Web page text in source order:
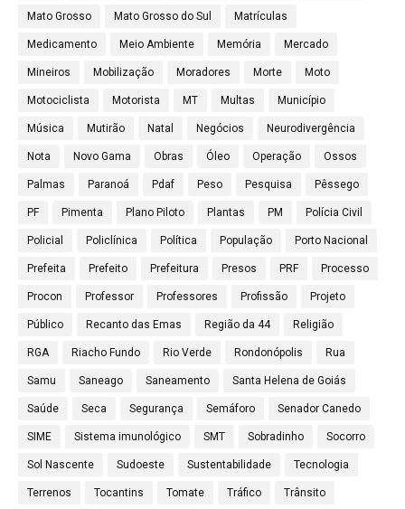
Mato Grosso Mato Grosso do Sul Matrículas
Medicamento Meio Ambiente Memória Mercado
Mineiros Mobilização Moradores Morte Moto
Motociclista Motorista MT Multas Município
Música Mutirão Natal Negócios Neurodivergência
Nota Novo Gama Obras Óleo Operação Ossos
Palmas Paranoá Pdaf Peso Pesquisa Pêssego
PF Pimenta Plano Piloto Plantas PM Polícia Civil
Policial Policlínica Política População Porto Nacional
Prefeita Prefeito Prefeitura Presos PRF Processo
Procon Professor Professores Profissão Projeto
Público Recanto das Emas Região da 44 Religião
RGA Riacho Fundo Rio Verde Rondonópolis Rua
Samu Saneago Saneamento Santa Helena de Goiás
Saúde Seca Segurança Semáforo Senador Canedo
SIME Sistema imunológico SMT Sobradinho Socorro
Sol Nascente Sudoeste Sustentabilidade Tecnologia
Terrenos Tocantins Tomate Tráfico Trânsito